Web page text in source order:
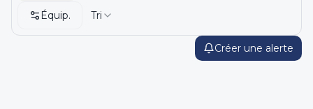
Créer une alerte
Équip.
Tri